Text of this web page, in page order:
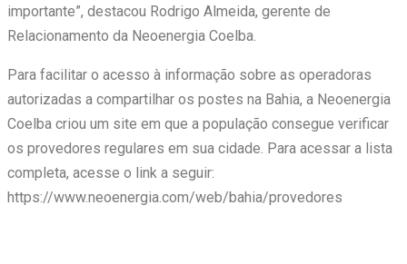
importante”, destacou Rodrigo Almeida, gerente de
Relacionamento da Neoenergia Coelba.
Para facilitar o acesso à informação sobre as operadoras
autorizadas a compartilhar os postes na Bahia, a Neoenergia
Coelba criou um site em que a população consegue verificar
os provedores regulares em sua cidade. Para acessar a lista
completa, acesse o link a seguir:
https://www.neoenergia.com/web/bahia/provedores